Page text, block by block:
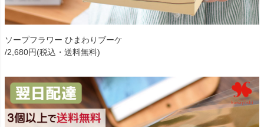
ソープフラワー ひまわりブーケ
/2,680円(税込・送料無料)